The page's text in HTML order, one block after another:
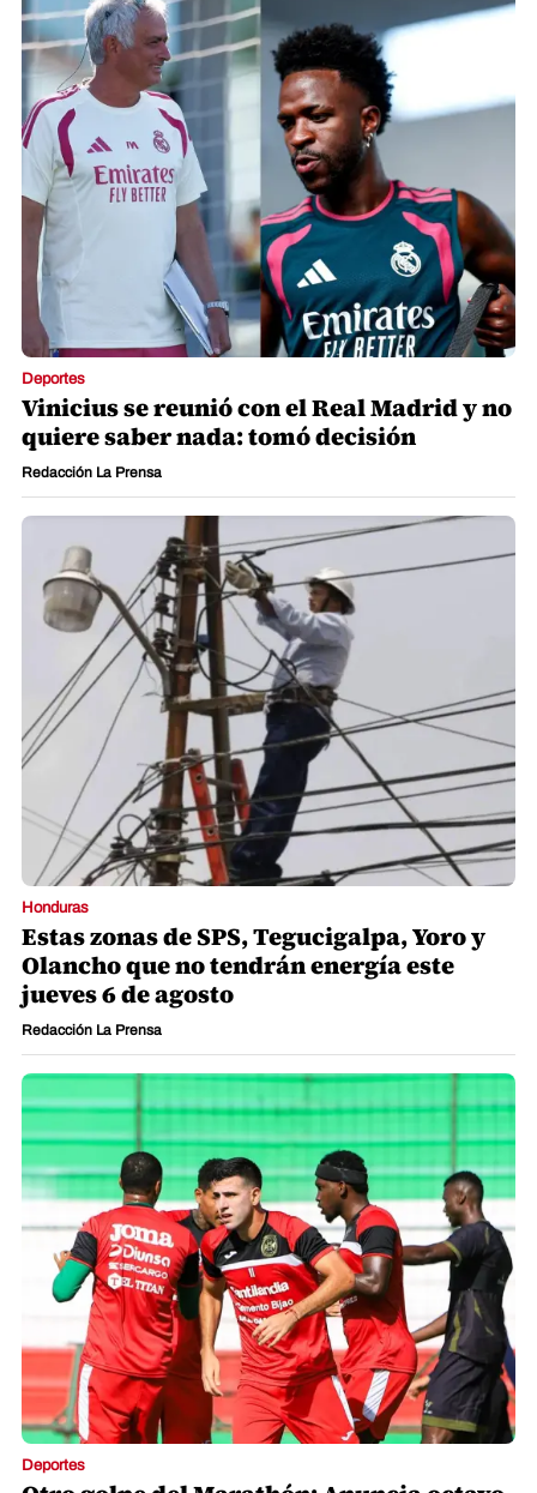
Deportes
Vinicius se reunió con el Real Madrid y no
quiere saber nada: tomó decisión
Redacción La Prensa
Honduras
Estas zonas de SPS, Tegucigalpa, Yoro y
Olancho que no tendrán energía este
jueves 6 de agosto
Redacción La Prensa
Deportes